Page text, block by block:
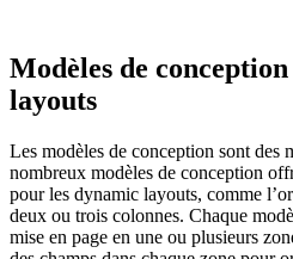
Modèles de
layouts
Les modèles de conception sont des
nombreux modèles de conception
pour les dynamic layouts, comme
deux ou trois colonnes. Chaque
mise en page en une ou plusieurs